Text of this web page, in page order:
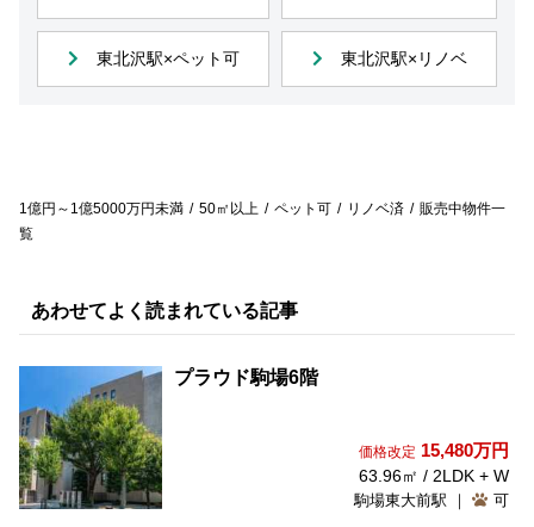
東北沢駅×ペット可 東北沢駅×リノベ
1億円～1億5000万円未満 50㎡以上 ペット可 リノベ済
販売中物件一
覧
あわせてよく読まれている記事
プラウド駒場6階
価格改定 15,480万円
63.96㎡ / 2LDK + W
駒場東大前駅 ｜ 可